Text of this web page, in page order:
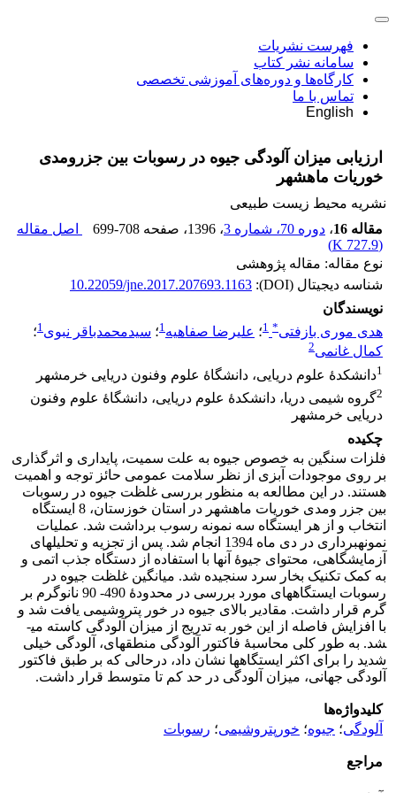
فهرست نشریات
سامانه نشر کتاب
کارگاه‌ها و دوره‌های آموزشی تخصصی
تماس با ما
English
ارزیابی میزان آلودگی جیوه در رسوبات بین جزرومدی
خوریات ماهشهر
نشریه محیط زیست طبیعی
مقاله 16
، دوره 70، شماره 3 ، 1396 ، صفحه 699-708
اصل مقاله
(
727.9 K
)
نوع مقاله: مقاله پژوهشی
شناسه دیجیتال (DOI):
10.22059/jne.2017.207693.1163
نویسندگان
هدی موری بازفتی*
1؛ علیرضا صفاهیه1؛ سیدمحمدباقر نبوی1؛
کمال غانمی2
1دانشکدۀ علوم دریایی، دانشگاۀ علوم وفنون دریایی خرمشهر
2گروه شیمی دریا، دانشکدۀ علوم دریایی، دانشگاۀ علوم وفنون
دریایی خرمشهر
چکیده
فلزات سنگین به خصوص جیوه به علت سمیت، پایداری و اثرگذاری
بر روی موجودات آبزی از نظر سلامت عمومی حائز توجه و اهمیت
هستند. در این مطالعه به منظور بررسی غلظت جیوه در رسوبات
بین جزر ومدی خوریات ماهشهر در استان خوزستان، 8 ایستگاه
انتخاب و از هر ایستگاه سه نمونه رسوب برداشت شد. عملیات
نمونه­برداری در دی ماه 1394 انجام شد. پس از تجزیه و تحلیل­های
آزمایشگاهی، محتوای جیوۀ آنها با استفاده از دستگاه جذب اتمی و
به کمک تکنیک بخار سرد سنجیده شد. میانگین غلظت جیوه در
رسوبات ایستگاه‏های مورد بررسی در محدودۀ 490- 90 نانوگرم بر
گرم قرار داشت. مقادیر بالای جیوه در خور پتروشیمی یافت شد و
با افزایش فاصله از این خور به تدریج از میزان آلودگی کاسته می­
شد. به طور کلی محاسبۀ فاکتور آلودگی منطقه­ای، آلودگی خیلی
شدید را برای اکثر ایستگاه‏ها نشان داد، درحالی که بر طبق فاکتور
آلودگی جهانی، میزان آلودگی در حد کم تا متوسط قرار داشت.
کلیدواژه‌ها
آلودگی؛ جیوه؛ خورپتروشیمی؛ رسوبات
مراجع